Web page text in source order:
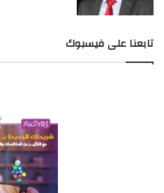
تابعنا على فيسبوك